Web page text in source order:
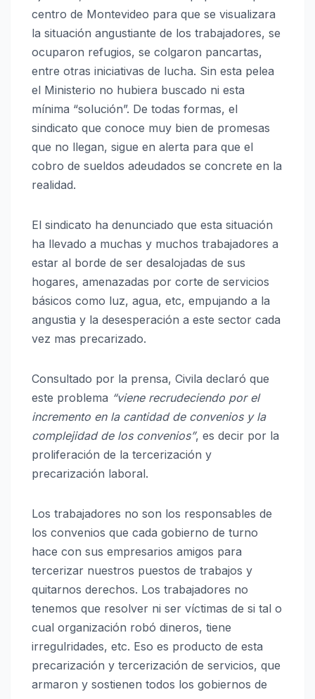
centro de Montevideo para que se visualizara
la situación angustiante de los trabajadores, se
ocuparon refugios, se colgaron pancartas,
entre otras iniciativas de lucha. Sin esta pelea
el Ministerio no hubiera buscado ni esta
mínima “solución”. De todas formas, el
sindicato que conoce muy bien de promesas
que no llegan, sigue en alerta para que el
cobro de sueldos adeudados se concrete en la
realidad.
El sindicato ha denunciado que esta situación
ha llevado a muchas y muchos trabajadores a
estar al borde de ser desalojadas de sus
hogares, amenazadas por corte de servicios
básicos como luz, agua, etc, empujando a la
angustia y la desesperación a este sector cada
vez mas precarizado.
Consultado por la prensa, Civila declaró que
este problema “viene recrudeciendo por el
incremento en la cantidad de convenios y la
complejidad de los convenios”, es decir por la
proliferación de la tercerización y
precarización laboral.
Los trabajadores no son los responsables de
los convenios que cada gobierno de turno
hace con sus empresarios amigos para
tercerizar nuestros puestos de trabajos y
quitarnos derechos. Los trabajadores no
tenemos que resolver ni ser víctimas de si tal o
cual organización robó dineros, tiene
irregulridades, etc. Eso es producto de esta
precarización y tercerización de servicios, que
armaron y sostienen todos los gobiernos de